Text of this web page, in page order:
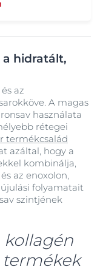
hidratált,
az
A magas
használata
rétegei
termékcsalád
azáltal, hogy a
kombinálja,
az enoxolon,
folyamatait
szintjének
kollagén